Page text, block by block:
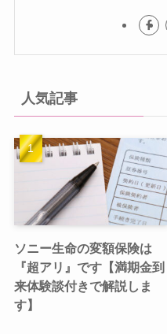
人気記事
ソニー生命の変額保険は
『超アリ』です【満期金到
来体験談付きで解説しま
す】